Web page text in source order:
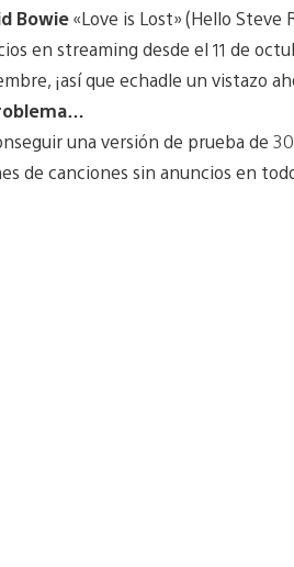
Bowie«Love is Lost» (Hello Steve
en streaming desde el 11 de
¡así que echadle un vistazo
una versión de prueba de
de canciones sin anuncios en